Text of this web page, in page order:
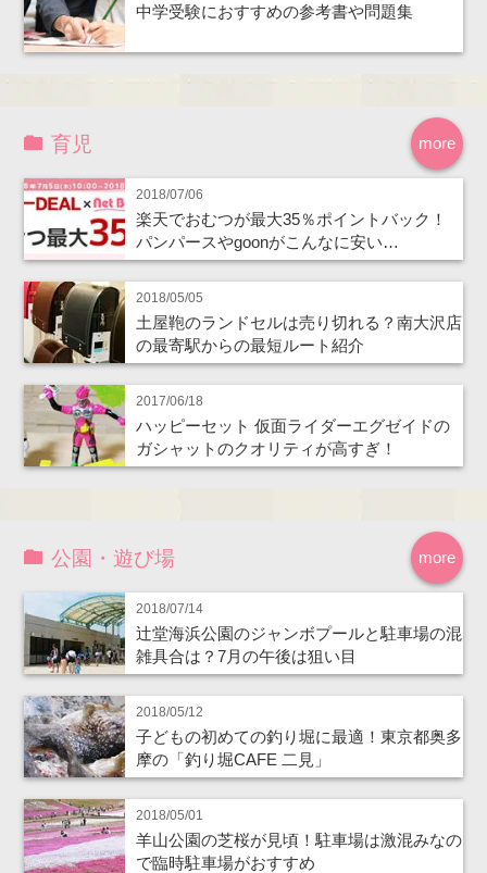
中学受験におすすめの参考書や問題集
more
育児
2018/07/06
楽天でおむつが最大35％ポイントバック！
パンパースやgoonがこんなに安い…
2018/05/05
土屋鞄のランドセルは売り切れる？南大沢店
の最寄駅からの最短ルート紹介
2017/06/18
ハッピーセット 仮面ライダーエグゼイドの
ガシャットのクオリティが高すぎ！
more
公園・遊び場
2018/07/14
辻堂海浜公園のジャンボプールと駐車場の混
雑具合は？7月の午後は狙い目
2018/05/12
子どもの初めての釣り堀に最適！東京都奥多
摩の「釣り堀CAFE 二見」
2018/05/01
羊山公園の芝桜が見頃！駐車場は激混みなの
で臨時駐車場がおすすめ